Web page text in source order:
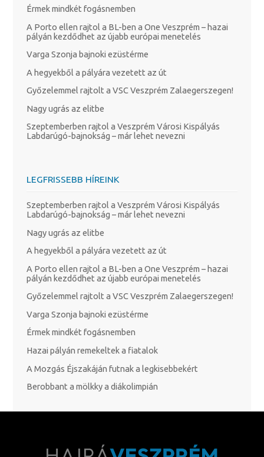
Érmek mindkét fogásnemben
A Porto ellen rajtol a BL-ben a One Veszprém – hazai
pályán kezdődhet az újabb európai menetelés
Varga Szonja bajnoki ezüstérme
A hegyekből a pályára vezetett az út
Győzelemmel rajtolt a VSC Veszprém Zalaegerszegen!
Nagy ugrás az elitbe
Szeptemberben rajtol a Veszprém Városi Kispályás
Labdarúgó-bajnokság – már lehet nevezni
LEGFRISSEBB HÍREINK
Szeptemberben rajtol a Veszprém Városi Kispályás
Labdarúgó-bajnokság – már lehet nevezni
Nagy ugrás az elitbe
A hegyekből a pályára vezetett az út
A Porto ellen rajtol a BL-ben a One Veszprém – hazai
pályán kezdődhet az újabb európai menetelés
Győzelemmel rajtolt a VSC Veszprém Zalaegerszegen!
Varga Szonja bajnoki ezüstérme
Érmek mindkét fogásnemben
Hazai pályán remekeltek a fiatalok
A Mozgás Éjszakáján futnak a legkisebbekért
Berobbant a mölkky a diákolimpián